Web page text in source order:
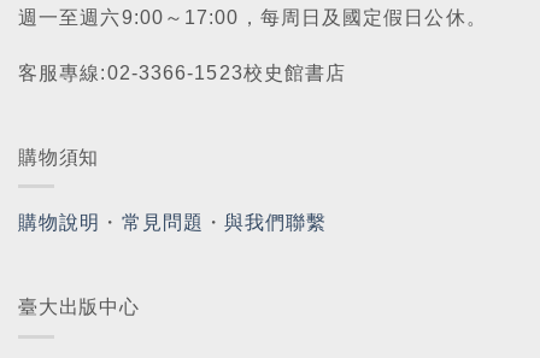
週一至週六9:00～17:00，每周日及國定假日公休。
客服專線:02-3366-1523校史館書店
購物須知
購物說明 ・ 常見問題 ・與我們聯繫
臺大出版中心